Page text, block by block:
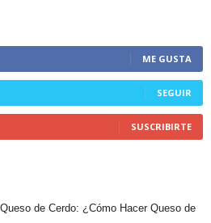
ME GUSTA
SEGUIR
SUSCRIBIRTE
de Cerdo: ¿Cómo Hacer Queso de